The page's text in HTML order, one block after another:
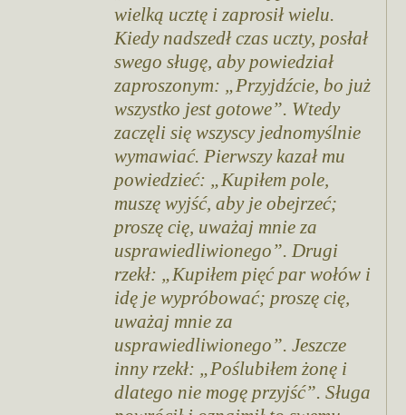
wielką ucztę i zaprosił wielu.
Kiedy nadszedł czas uczty, posłał
swego sługę, aby powiedział
zaproszonym: „Przyjdźcie, bo już
wszystko jest gotowe”. Wtedy
zaczęli się wszyscy jednomyślnie
wymawiać. Pierwszy kazał mu
powiedzieć: „Kupiłem pole,
muszę wyjść, aby je obejrzeć;
proszę cię, uważaj mnie za
usprawiedliwionego”. Drugi
rzekł: „Kupiłem pięć par wołów i
idę je wypróbować; proszę cię,
uważaj mnie za
usprawiedliwionego”. Jeszcze
inny rzekł: „Poślubiłem żonę i
dlatego nie mogę przyjść”. Sługa